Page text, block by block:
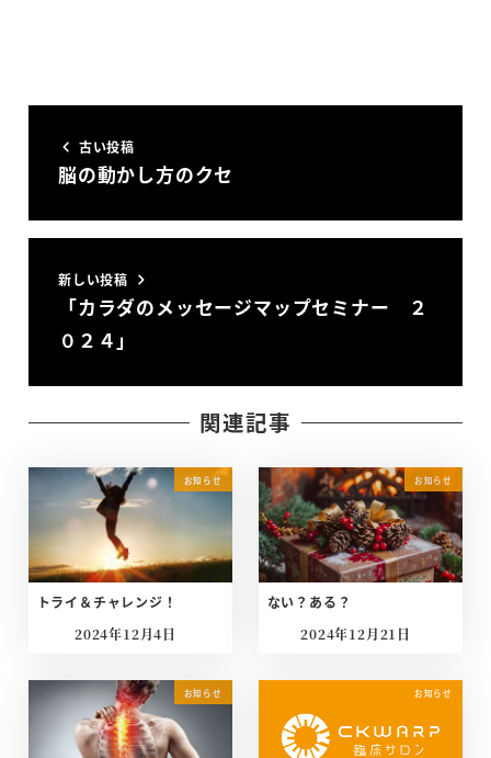
古い投稿
脳の動かし方のクセ
新しい投稿
「カラダのメッセージマップセミナー ２
０２４」
関連記事
お知らせ
トライ＆チャレンジ！
投稿日
2024年12月4日
お知らせ
ない？ある？
投稿日
2024年12月21日
お知らせ お知らせ